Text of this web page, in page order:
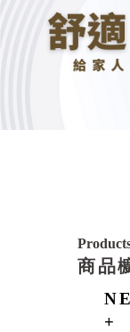
商品
+